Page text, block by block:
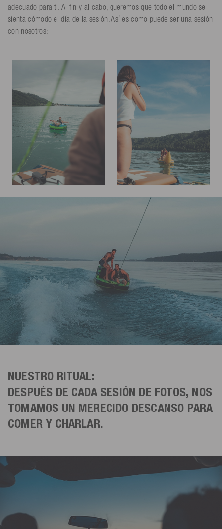
adecuado para ti. Al fin y al cabo, queremos que todo el mundo se
sienta cómodo el día de la sesión. Así es como puede ser una sesión
con nosotros:
NUESTRO RITUAL:
DESPUÉS DE CADA SESIÓN DE FOTOS, NOS
TOMAMOS UN MERECIDO DESCANSO PARA
COMER Y CHARLAR.